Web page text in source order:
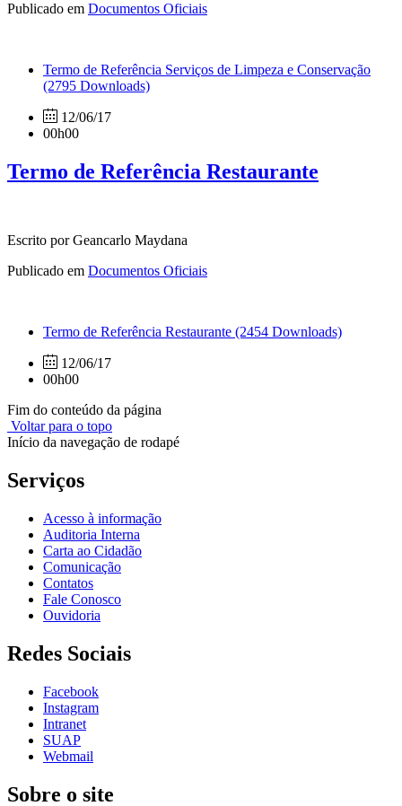
Publicado em Documentos Oficiais
Termo de Referência Serviços de Limpeza e Conservação
(2795 Downloads)
12/06/17
00h00
Termo de Referência Restaurante
Escrito por Geancarlo Maydana
Publicado em Documentos Oficiais
Termo de Referência Restaurante (2454 Downloads)
12/06/17
00h00
Fim do conteúdo da página
Voltar para o topo
Início da navegação de rodapé
Serviços
Acesso à informação
Auditoria Interna
Carta ao Cidadão
Comunicação
Contatos
Fale Conosco
Ouvidoria
Redes Sociais
Facebook
Instagram
Intranet
SUAP
Webmail
Sobre o site